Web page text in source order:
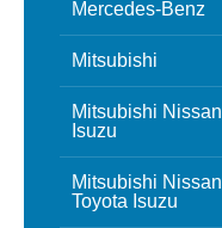
Mercedes-Benz
Mitsubishi
Mitsubishi Nissan
Isuzu
Mitsubishi Nissan
Toyota Isuzu